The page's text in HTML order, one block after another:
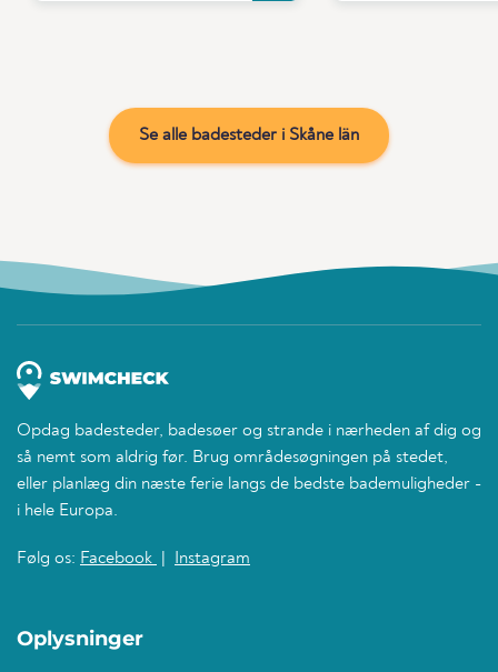
Se alle badesteder i Skåne län
Opdag badesteder, badesøer og strande i nærheden af dig og
så nemt som aldrig før. Brug områdesøgningen på stedet,
eller planlæg din næste ferie langs de bedste bademuligheder -
i hele Europa.
Følg os: Facebook Instagram
Oplysninger